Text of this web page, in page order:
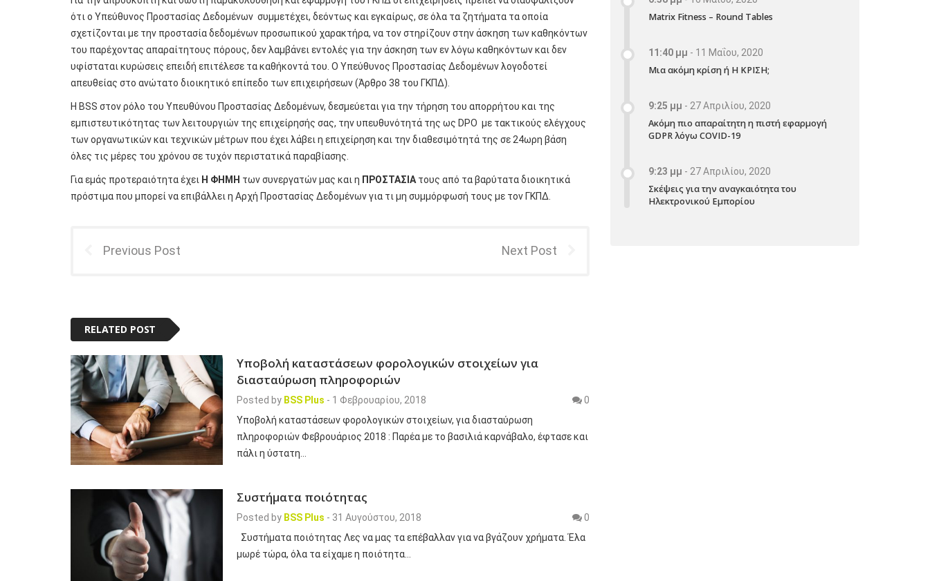
ότι ο Υπεύθυνος Προστασίας Δεδομένων συμμετέχει, δεόντως και εγκαίρως, σε όλα τα ζητήματα τα οποία
σχετίζονται με την προστασία δεδομένων προσωπικού χαρακτήρα, να τον στηρίζουν στην άσκηση των καθηκόντων
του παρέχοντας απαραίτητους πόρους, δεν λαμβάνει εντολές για την άσκηση των εν λόγω καθηκόντων και δεν
υφίσταται κυρώσεις επειδή επιτέλεσε τα καθήκοντά του. Ο Υπεύθυνος Προστασίας Δεδομένων λογοδοτεί
απευθείας στο ανώτατο διοικητικό επίπεδο των επιχειρήσεων (Άρθρο 38 του ΓΚΠΔ).
Η BSS στον ρόλο του Υπευθύνου Προστασίας Δεδομένων, δεσμεύεται για την τήρηση του απορρήτου και της
εμπιστευτικότητας των λειτουργιών της επιχείρησής σας, την υπευθυνότητά της ως DPO με τακτικούς ελέγχους
των οργανωτικών και τεχνικών μέτρων που έχει λάβει η επιχείρηση και την διαθεσιμότητά της σε 24ωρη βάση
όλες τις μέρες του χρόνου σε τυχόν περιστατικά παραβίασης.
Για εμάς προτεραιότητα έχει Η ΦΗΜΗ των συνεργατών μας και η ΠΡΟΣΤΑΣΙΑ τους από τα βαρύτατα διοικητικά
πρόστιμα που μπορεί να επιβάλλει η Αρχή Προστασίας Δεδομένων για τι μη συμμόρφωσή τους με τον ΓΚΠΔ.
Previous Post Next Post
RELATED POST
Υποβολή καταστάσεων φορολογικών στοιχείων για
διασταύρωση πληροφοριών
Posted by BSS Plus - 1 Φεβρουαρίου, 2018
0
Υποβολή καταστάσεων φορολογικών στοιχείων, για διασταύρωση
πληροφοριών Φεβρουάριος 2018 : Παρέα με το βασιλιά καρνάβαλο, έφτασε και
πάλι η ύστατη…
Συστήματα ποιότητας
Posted by BSS Plus - 31 Αυγούστου, 2018
0
Συστήματα ποιότητας Λες να μας τα επέβαλλαν για να βγάζουν χρήματα. Έλα
μωρέ τώρα, όλα τα είχαμε η ποιότητα…
Matrix Fitness – Round Tables
11:40 μμ - 11 Μαΐου, 2020
Μια ακόμη κρίση ή Η ΚΡΙΣΗ;
9:25 μμ - 27 Απριλίου, 2020
Ακόμη πιο απαραίτητη η πιστή εφαρμογή
GDPR λόγω COVID-19
9:23 μμ - 27 Απριλίου, 2020
Σκέψεις για την αναγκαιότητα του
Ηλεκτρονικού Εμπορίου